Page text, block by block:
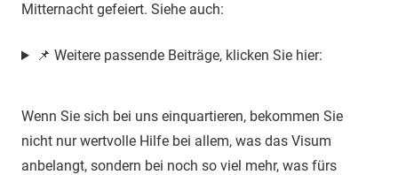
Mitternacht gefeiert. Siehe auch:
📌 Weitere passende Beiträge, klicken Sie hier:
Wenn Sie sich bei uns einquartieren, bekommen Sie
nicht nur wertvolle Hilfe bei allem, was das Visum
anbelangt, sondern bei noch so viel mehr, was fürs